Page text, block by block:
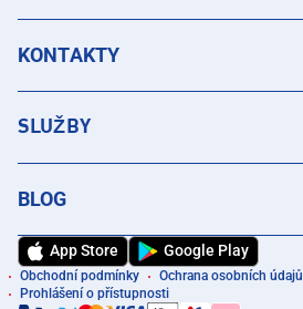
KONTAKTY
SLUŽBY
BLOG
App Store Google Play
Obchodní podmínky Ochrana osobních údajů
Prohlášení o přístupnosti